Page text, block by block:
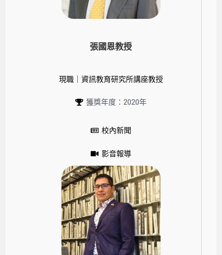
張國恩教授
現職｜資訊教育研究所講座教授
獲獎年度：2020年
校內新聞
影音報導